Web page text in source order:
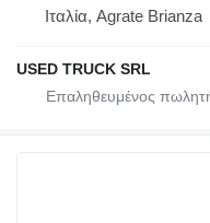
Ιταλία, Agrate Brianza
USED TRUCK SRL